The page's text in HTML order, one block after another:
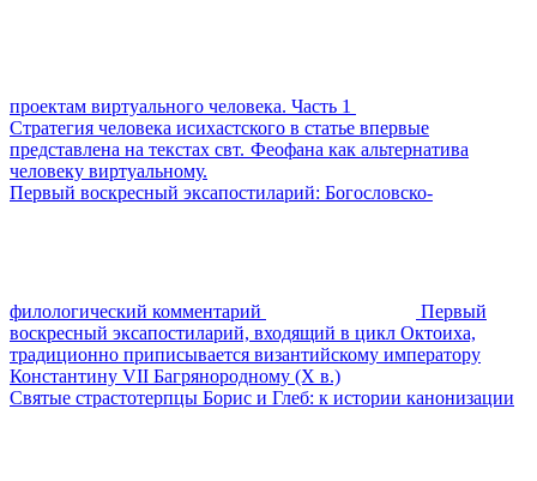
проектам виртуального человека. Часть 1
Стратегия человека исихастского в статье впервые
представлена на текстах свт. Феофана как альтернатива
человеку виртуальному.
Первый воскресный эксапостиларий: Богословско-
филологический комментарий
Первый
воскресный эксапостиларий, входящий в цикл Октоиха,
традиционно приписывается византийскому императору
Константину VII Багрянородному (X в.)
Святые страстотерпцы Борис и Глеб: к истории канонизации